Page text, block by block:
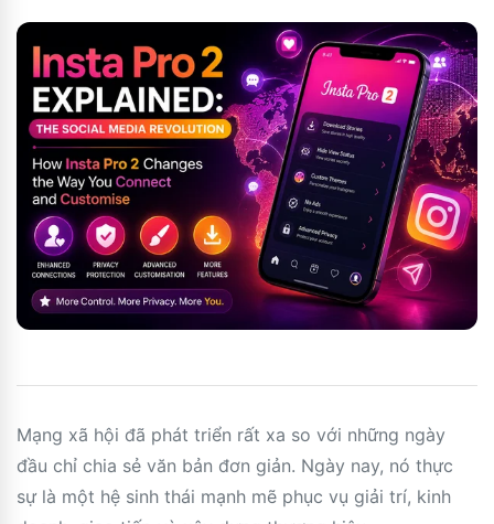
Mạng xã hội đã phát triển rất xa so với những ngày
đầu chỉ chia sẻ văn bản đơn giản. Ngày nay, nó thực
sự là một hệ sinh thái mạnh mẽ phục vụ giải trí, kinh